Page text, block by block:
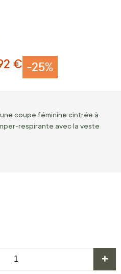
-25%
€
coupe féminine cintrée à
respirante avec la veste
+